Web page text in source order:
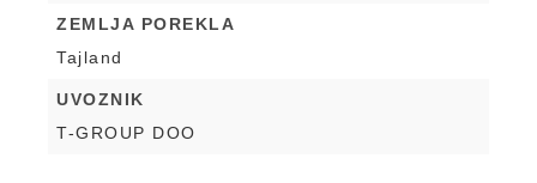
ZEMLJA POREKLA
Tajland
UVOZNIK
T-GROUP DOO